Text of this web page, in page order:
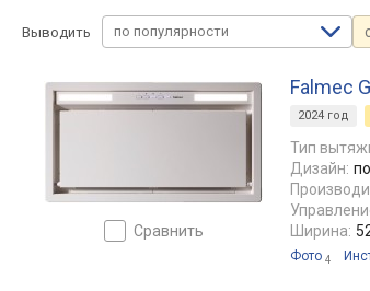
Выводить по популярности
сравнить
Falmec
2024 год
Тип
Дизайн:
Ширина:
Фото 4